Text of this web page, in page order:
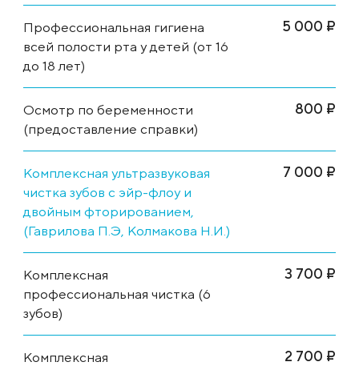
Профессиональная гигиена
всей полости рта у детей (от 16
до 18 лет)
5 000 ₽
Осмотр по беременности
(предоставление справки)
800 ₽
Комплексная ультразвуковая
чистка зубов с эйр-флоу и
двойным фторированием,
(Гаврилова П.Э, Колмакова Н.И.)
7 000 ₽
Комплексная
профессиональная чистка (6
зубов)
3 700 ₽
Комплексная
2 700 ₽